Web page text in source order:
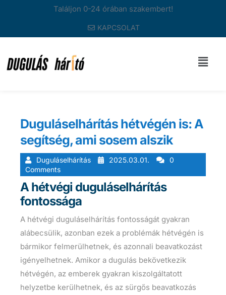
Találjon 0-24 órában szakembert!
KAPCSOLAT
Duguláselhárítás hétvégén is: A
segítség, ami sosem alszik
Duguláselhárítás 2025.03.01.
0
Comments
A hétvégi duguláselhárítás
fontossága
A hétvégi duguláselhárítás fontosságát gyakran
alábecsülik, azonban ezek a problémák hétvégén is
bármikor felmerülhetnek, és azonnali beavatkozást
igényelhetnek. Amikor a dugulás bekövetkezik
hétvégén, az emberek gyakran kiszolgáltatott
helyzetbe kerülhetnek, és az sürgős beavatkozás